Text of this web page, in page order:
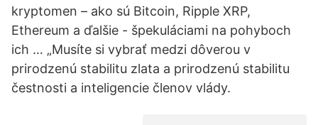
kryptomen – ako sú Bitcoin, Ripple XRP,
Ethereum a ďalšie - špekuláciami na pohyboch
ich … „Musíte si vybrať medzi dôverou v
prirodzenú stabilitu zlata a prirodzenú stabilitu
čestnosti a inteligencie členov vlády.